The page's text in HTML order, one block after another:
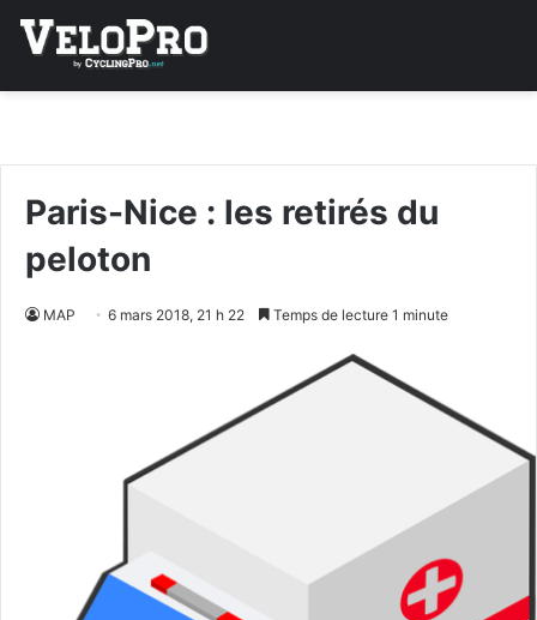
Paris-Nice : les retirés du
peloton
MAP 6 mars 2018, 21 h 22 Temps de lecture 1 minute